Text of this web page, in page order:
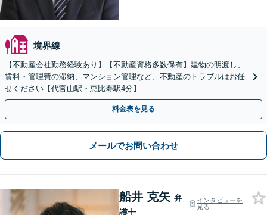
境界線
【不動産会社勤務経験あり】【不動産資格多数保有】建物の明渡し、
賃料・管理費の滞納、マンション管理など、不動産のトラブルはお任
せください【代官山駅・恵比寿駅4分】
料金表を見る
メールでお問い合わせ
船井 克矢 弁
護士
インタビューを
見る